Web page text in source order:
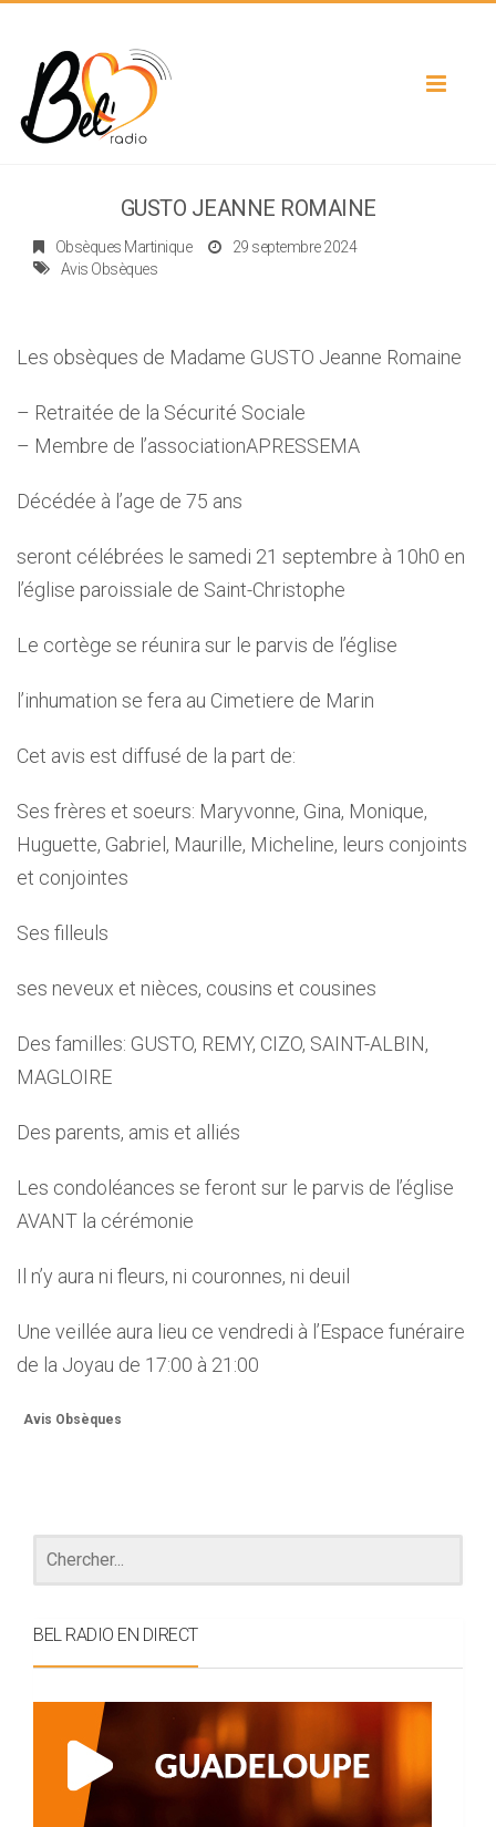
Toggle
GUSTO JEANNE ROMAINE
Obsèques Martinique
29 septembre 2024
Avis Obsèques
Les obsèques de Madame GUSTO Jeanne Romaine
– Retraitée de la Sécurité Sociale
– Membre de l’associationAPRESSEMA
Décédée à l’age de 75 ans
seront célébrées le samedi 21 septembre à 10h0 en
l’église paroissiale de Saint-Christophe
Le cortège se réunira sur le parvis de l’église
l’inhumation se fera au Cimetiere de Marin
Cet avis est diffusé de la part de:
Ses frères et soeurs: Maryvonne, Gina, Monique,
Huguette, Gabriel, Maurille, Micheline, leurs conjoints
et conjointes
Ses filleuls
ses neveux et nièces, cousins et cousines
Des familles: GUSTO, REMY, CIZO, SAINT-ALBIN,
MAGLOIRE
Des parents, amis et alliés
Les condoléances se feront sur le parvis de l’église
AVANT la cérémonie
Il n’y aura ni fleurs, ni couronnes, ni deuil
Une veillée aura lieu ce vendredi à l’Espace funéraire
de la Joyau de 17:00 à 21:00
Avis Obsèques
BEL RADIO EN DIRECT